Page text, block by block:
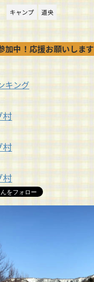
キャンプ 道央
加中！応援お願いします
キング
村
村
村